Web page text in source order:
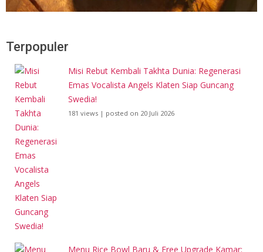
Terpopuler
Misi Rebut Kembali Takhta Dunia: Regenerasi
Emas Vocalista Angels Klaten Siap Guncang
Swedia!
181 views | posted on 20 Juli 2026
Menu Rice Bowl Baru & Free Upgrade Kamar: